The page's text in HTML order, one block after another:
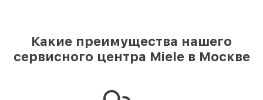
Какие преимущества нашего
сервисного центра Miele в Москве